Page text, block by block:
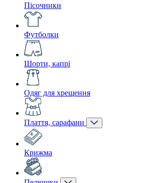
Пісочники
Футболки
Шорти, капрі
Одяг для хрещення
Плаття, сарафани
Крижма